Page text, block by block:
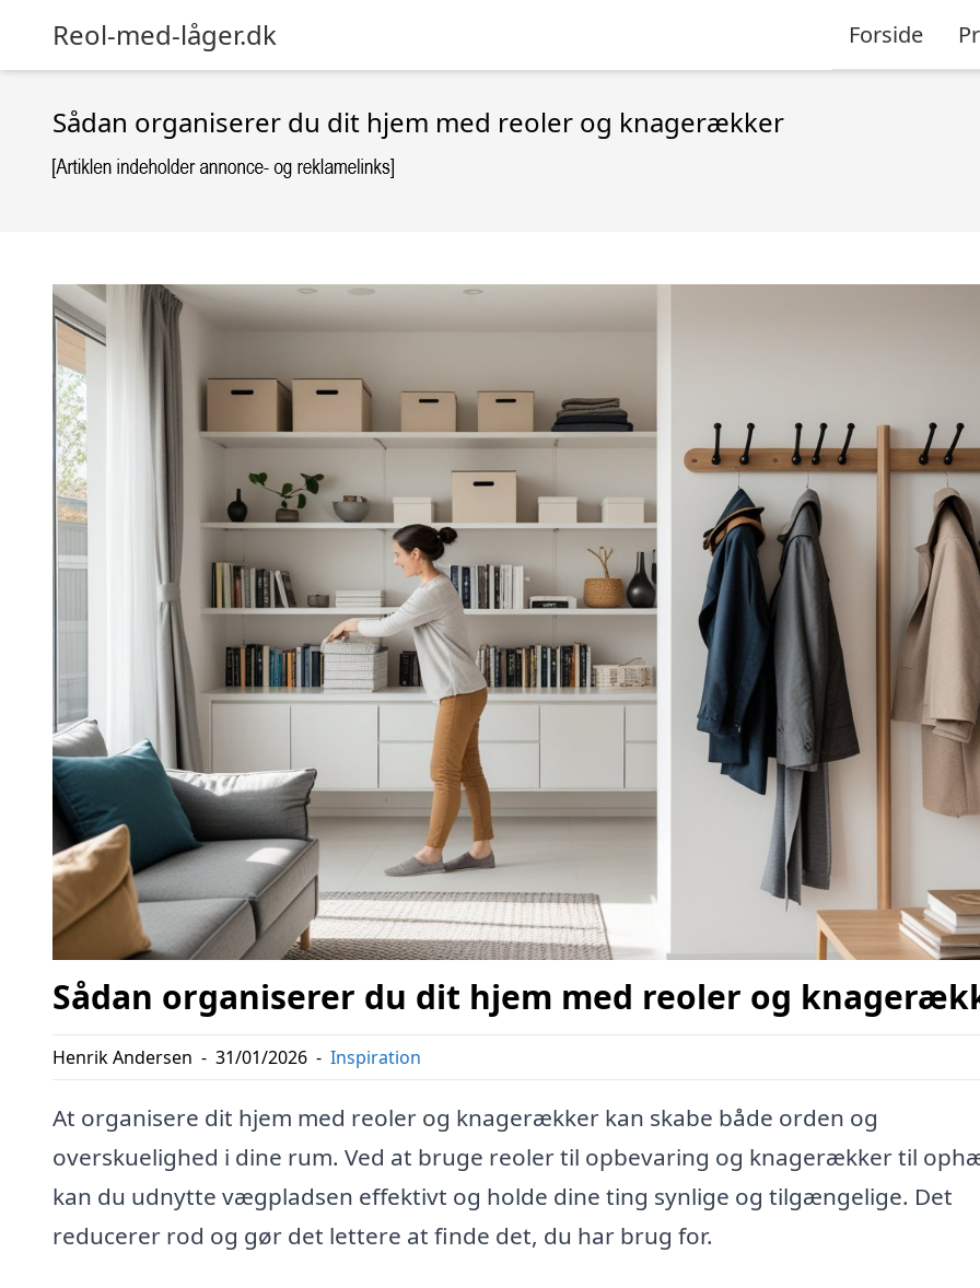
Reol-med-låger.dk Forside
Sådan organiserer du dit hjem med reoler og knagerækker
Sådan organiserer du dit hjem med reoler og
Henrik Andersen - 31/01/2026 - Inspiration
At organisere dit hjem med reoler og knagerækker kan skabe både orden og
overskuelighed i dine rum. Ved at bruge reoler til opbevaring og knagerækker til
kan du udnytte vægpladsen effektivt og holde dine ting synlige og tilgængelige. Det
reducerer rod og gør det lettere at finde det, du har brug for.